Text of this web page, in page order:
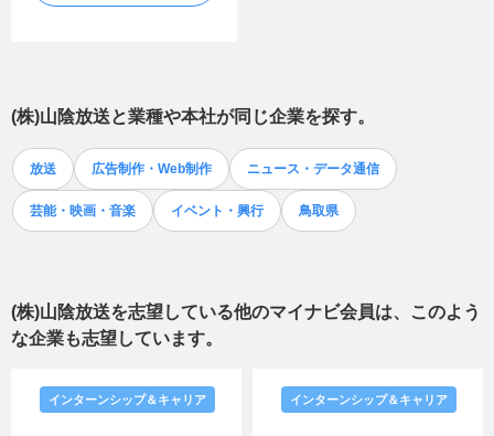
(株)山陰放送と業種や本社が同じ企業を探す。
放送 広告制作・Web制作 ニュース・データ通信
芸能・映画・音楽 イベント・興行 鳥取県
(株)山陰放送を志望している他のマイナビ会員は、このよう
な企業も志望しています。
インターンシップ＆キャリア インターンシップ＆キャリア